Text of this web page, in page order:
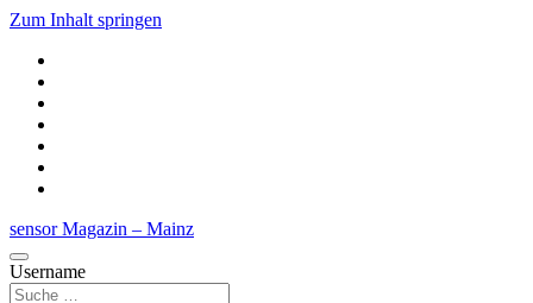
Zum Inhalt springen
sensor Magazin – Mainz
Username